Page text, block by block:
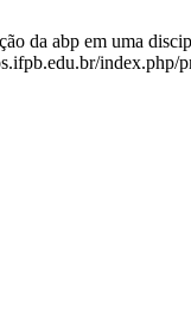
abp em uma
index.php/